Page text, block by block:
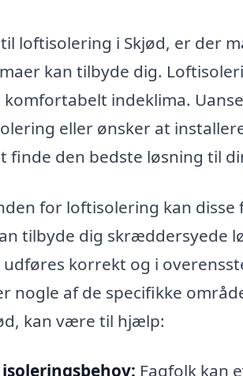
loftisolering i Skjød, er der
kan tilbyde dig.
komfortabelt indeklima.
eller ønsker at
finde den bedste løsning til
for loftisolering kan
tilbyde dig skræddersyede
korrekt og i
nogle af de specifikke
kan være til hjælp:
Fagfolk kan